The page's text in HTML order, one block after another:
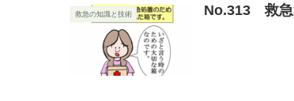
救急の知識と技術 No.313 救急